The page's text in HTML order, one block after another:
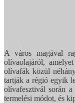
A város magával
olívaolajáról,
olívafák közül
tartják a régió egyik
olívafesztivál során
termelési módot, és